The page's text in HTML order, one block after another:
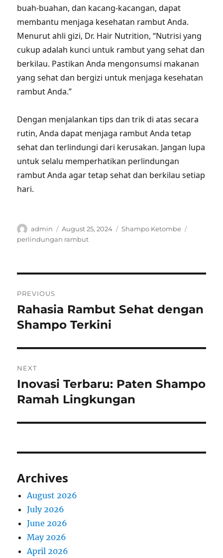
buah-buahan, dan kacang-kacangan, dapat
membantu menjaga kesehatan rambut Anda.
Menurut ahli gizi, Dr. Hair Nutrition, “Nutrisi yang
cukup adalah kunci untuk rambut yang sehat dan
berkilau. Pastikan Anda mengonsumsi makanan
yang sehat dan bergizi untuk menjaga kesehatan
rambut Anda.”
Dengan menjalankan tips dan trik di atas secara
rutin, Anda dapat menjaga rambut Anda tetap
sehat dan terlindungi dari kerusakan. Jangan lupa
untuk selalu memperhatikan perlindungan
rambut Anda agar tetap sehat dan berkilau setiap
hari.
Author
admin
Posted
on
August 25, 2024 Categories
Shampo Ketombe
perlindungan rambut
navigation
PREVIOUS
Previous
post:
Rahasia Rambut Sehat dengan
Shampo Terkini
NEXT
Next
post:
Inovasi Terbaru: Paten Shampo
Ramah Lingkungan
Archives
August 2026
July 2026
June 2026
May 2026
April 2026